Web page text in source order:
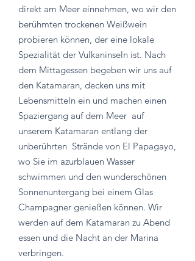
direkt am Meer einnehmen, wo wir den
berühmten trockenen Weißwein
probieren können, der eine lokale
Spezialität der Vulkaninseln ist. Nach
dem Mittagessen begeben wir uns auf
den Katamaran, decken uns mit
Lebensmitteln ein und machen einen
Spaziergang auf dem Meer auf
unserem Katamaran entlang der
unberührten Strände von El Papagayo,
wo Sie im azurblauen Wasser
schwimmen und den wunderschönen
Sonnenuntergang bei einem Glas
Champagner genießen können. Wir
werden auf dem Katamaran zu Abend
essen und die Nacht an der Marina
verbringen.